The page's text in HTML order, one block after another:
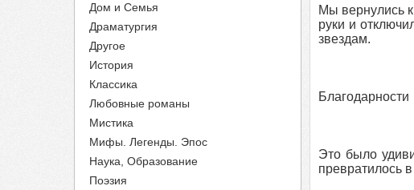
Дом и Семья
Драматургия
Другое
История
Классика
Любовные романы
Мистика
Мифы. Легенды. Эпос
Наука, Образование
Поэзия
Мы вернулись
руки и
звездам.
Благодарности
Это было
превратилось в